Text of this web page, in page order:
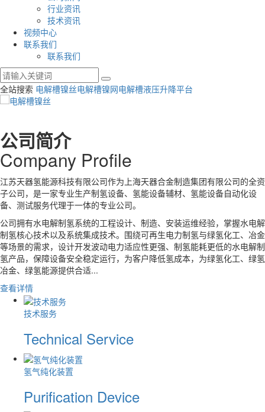
行业资讯
技术资讯
视频中心
联系我们
联系我们
全站搜索 电解槽镍丝电解槽镍网电解槽液压升降平台
公司简介
Company Profile
江苏天器氢能源科技有限公司作为上海天器合金制造集团有限公司的全资
子公司，是一家专业生产制氢设备、氢能设备辅材、氢能设备自动化设
备、测试服务代理于一体的专业公司。
公司拥有水电解制氢系统的工程设计、制造、安装运维经验，掌握水电解
制氢核心技术以及系统集成技术。围绕可再生电力制氢与绿氢化工、冶金
等场景的需求，设计开发波动电力适应性更强、制氢能耗更低的水电解制
氢产品，保障设备安全稳定运行，为客户降低氢成本，为绿氢化工、绿氢
冶金、绿氢能源提供合适...
查看详情
技术服务
Technical Service
氢气纯化装置
Purification Device